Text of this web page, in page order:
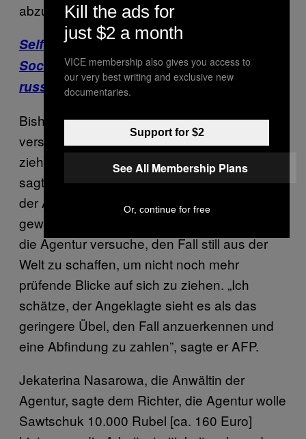
abzuschwächen.
Selfie Soldiers: Wir haben mithilfe von
Social Media nachgewiesen, dass es
russische Truppen in der Ukraine gibt.
Bisher haben russische Trollunternehmen
versucht, keine Aufmerksamkeit auf sich zu
ziehen. Sawtschuks Anwalt, Iwan Pawlow,
sagte AFP gegenüber, der öffentliche Auftritt
der Agentur-Anwälte sei „unerwartet”
gewesen. Er sagte, er hege den Verdacht,
die Agentur versuche, den Fall still aus der
Welt zu schaffen, um nicht noch mehr
prüfende Blicke auf sich zu ziehen. „Ich
schätze, der Angeklagte sieht es als das
geringere Übel, den Fall anzuerkennen und
eine Abfindung zu zahlen”, sagte er AFP.
Jekaterina Nasarowa, die Anwältin der
Agentur, sagte dem Richter, die Agentur wolle
Sawtschuk 10.000 Rubel [ca. 160 Euro]
Kill the ads for
just $2 a month
VICE membership also gives you access to
our very best writing and exclusive new
documentaries.
Support for $2
See All Membership Plans
Or, continue for free